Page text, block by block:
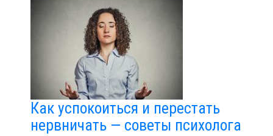
Как успокоиться и перестать
нервничать — советы психолога